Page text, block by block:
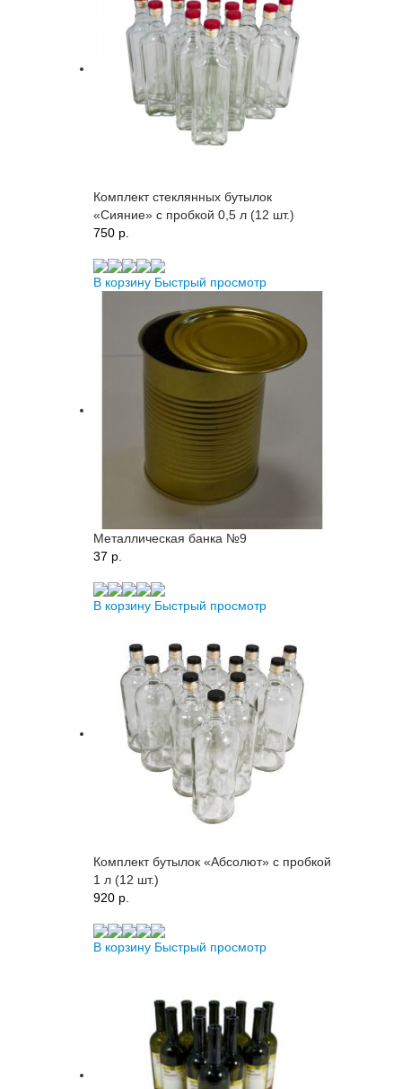
Комплект стеклянных бутылок
«Сияние» с пробкой 0,5 л (12 шт.)
750 p.
В корзину Быстрый просмотр
Металлическая банка №9
37 p.
В корзину Быстрый просмотр
Комплект бутылок «Абсолют» с пробкой
1 л (12 шт.)
920 p.
В корзину Быстрый просмотр